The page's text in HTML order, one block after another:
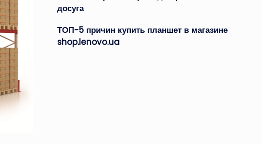
досуга
ТОП-5 причин купить планшет в магазине
shop.lenovo.ua